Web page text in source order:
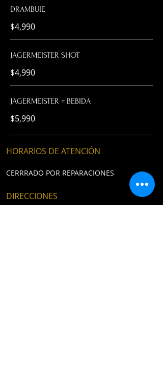
DRAMBUIE
$4,990
JAGERMEISTER SHOT
$4,990
JAGERMEISTER + BEBIDA
$5,990
HORARIOS DE ATENCIÓN
CERRRADO POR REPARACIONES
DIRECCIONES